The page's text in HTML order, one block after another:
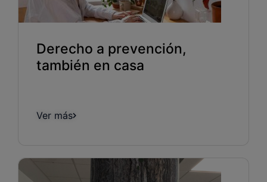
Derecho a prevención,
también en casa
Ver más